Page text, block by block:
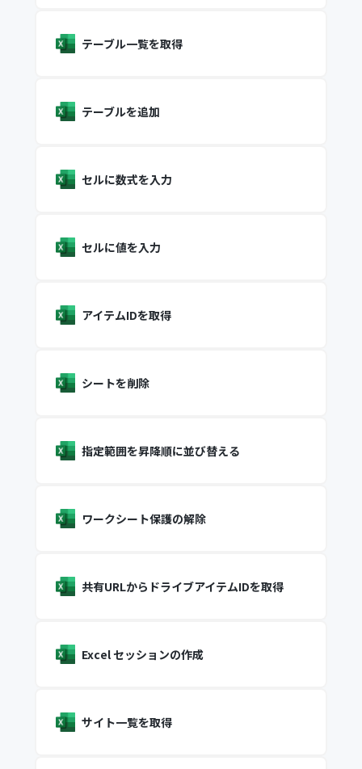
テーブル一覧を取得
テーブルを追加
セルに数式を入力
セルに値を入力
アイテムIDを取得
シートを削除
指定範囲を昇降順に並び替える
ワークシート保護の解除
共有URLからドライブアイテムIDを取得
Excel セッションの作成
サイト一覧を取得